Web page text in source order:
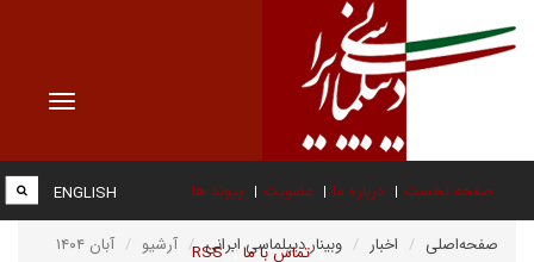
Toggle
صفحه نخست درباره ما عضویت پیوند ها
تماس با ما RSS
ENGLISH
صفحه‌اصلی اخبار وبینار دیپلماسی ایرانی آرشیو آبان ۱۴۰۴